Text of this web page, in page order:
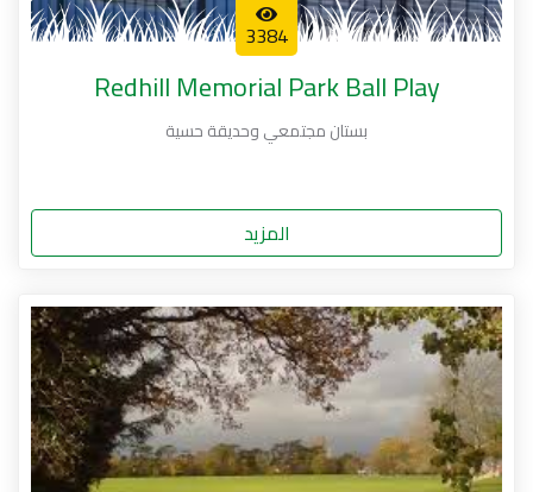
3384
Redhill Memorial Park Ball Play
بستان مجتمعي وحديقة حسية
المزيد